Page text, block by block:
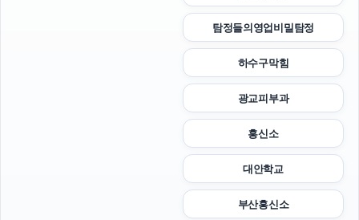
탐정들의영업비밀탐정
하수구막힘
광교피부과
흥신소
대안학교
부산흥신소